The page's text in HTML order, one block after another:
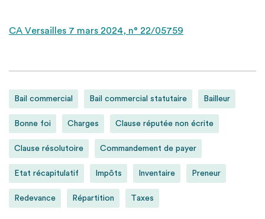
CA Versailles 7 mars 2024, n° 22/05759
Bail commercial Bail commercial statutaire Bailleur
Bonne foi Charges Clause réputée non écrite
Clause résolutoire Commandement de payer
Etat récapitulatif Impôts Inventaire Preneur
Redevance Répartition Taxes